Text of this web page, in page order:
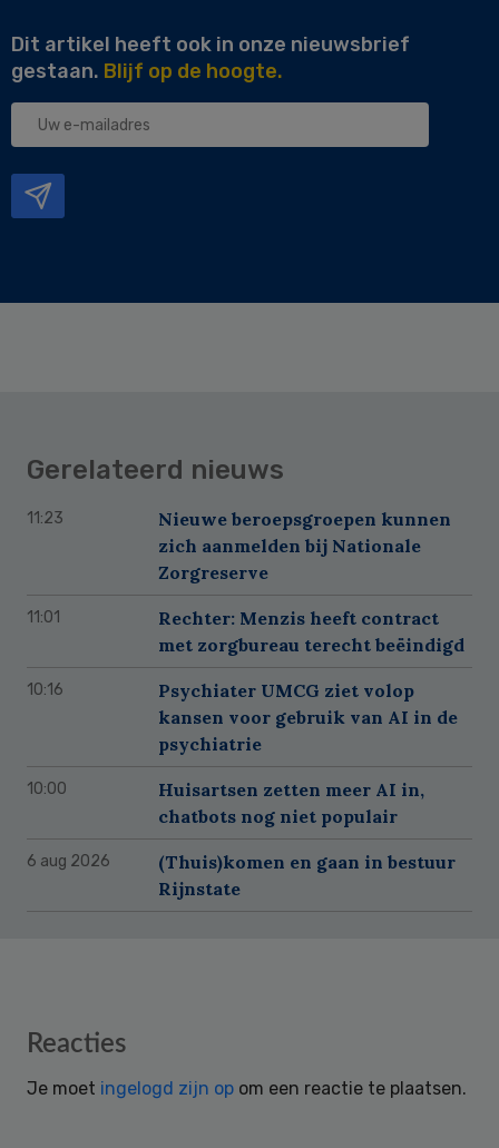
Dit artikel heeft ook in onze nieuwsbrief
gestaan. Blijf op de hoogte.
Uw
Gerelateerd nieuws
11:23
Nieuwe beroepsgroepen kunnen
zich aanmelden bij Nationale
Zorgreserve
11:01
Rechter: Menzis heeft contract
met zorgbureau terecht beëindigd
10:16
Psychiater UMCG ziet volop
kansen voor gebruik van AI in de
psychiatrie
10:00
Huisartsen zetten meer AI in,
chatbots nog niet populair
6 aug 2026
(Thuis)komen en gaan in bestuur
Rijnstate
Reader
Reacties
Je moet ingelogd zijn op om een reactie te plaatsen.